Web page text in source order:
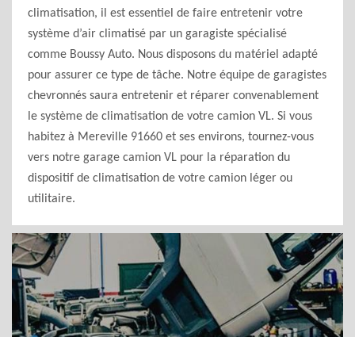
climatisation, il est essentiel de faire entretenir votre
système d’air climatisé par un garagiste spécialisé
comme Boussy Auto. Nous disposons du matériel adapté
pour assurer ce type de tâche. Notre équipe de garagistes
chevronnés saura entretenir et réparer convenablement
le système de climatisation de votre camion VL. Si vous
habitez à Mereville 91660 et ses environs, tournez-vous
vers notre garage camion VL pour la réparation du
dispositif de climatisation de votre camion léger ou
utilitaire.